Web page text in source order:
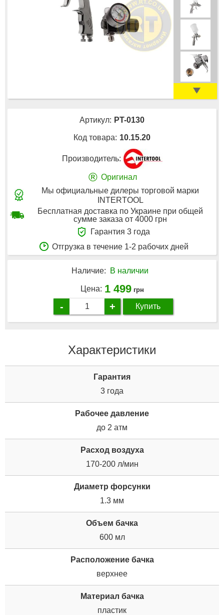
Артикул: PT-0130
Код товара: 10.15.20
Производитель:
® Оригинал
Мы официальные дилеры торговой марки
INTERTOOL
Бесплатная доставка по Украине при общей
сумме заказа от 4000 грн
Гарантия 3 года
Отгрузка в течение 1-2 рабочих дней
Наличие: В наличии
Цена: 1 499 грн
- + Купить
Характеристики
Гарантия
3 года
Рабочее давление
до 2 атм
Расход воздуха
170-200 л/мин
Диаметр форсунки
1.3 мм
Объем бачка
600 мл
Расположение бачка
верхнее
Материал бачка
пластик